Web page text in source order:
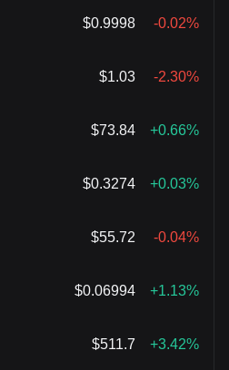
$0.9998 -0.02%
$1.03 -2.30%
$73.84 +0.66%
$0.3274 +0.03%
$55.72 -0.04%
$0.06994 +1.13%
$511.7 +3.42%